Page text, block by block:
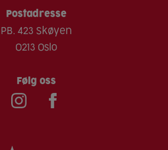
Postadresse
PB. 423 Skøyen
0213 Oslo
Følg oss